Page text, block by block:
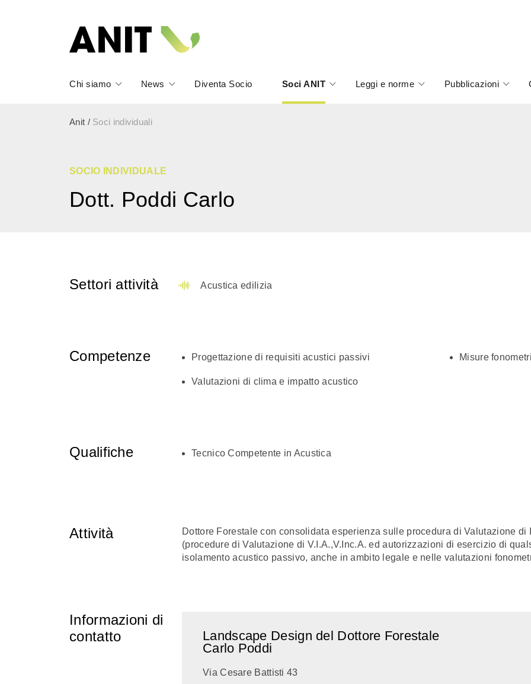
Chi siamo News Diventa Socio Soci ANIT Leggi e norme Pubblicazioni
Anit / Soci individuali
SOCIO INDIVIDUALE
Dott. Poddi Carlo
Settori attività Acustica edilizia
Competenze Progettazione di requisiti acustici passivi Misure
Valutazioni di clima e impatto acustico
Qualifiche Tecnico Competente in Acustica
Attività
Dottore Forestale con consolidata esperienza sulle procedura di Valutazione
(procedure di Valutazione di V.I.A.,V.Inc.A. ed autorizzazioni di esercizio di
isolamento acustico passivo, anche in ambito legale e nelle valutazioni
Informazioni di
contatto
Landscape Design del Dottore Forestale
Carlo Poddi
Via Cesare Battisti 43